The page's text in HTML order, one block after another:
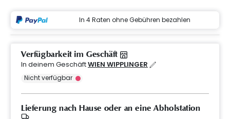
In 4 Raten ohne Gebühren bezahlen
Verfügbarkeit im Geschäft
In deinem GeschäftWIEN WIPPLINGER
Nicht verfügbar
Lieferung nach Hause oder an eine Abholstation